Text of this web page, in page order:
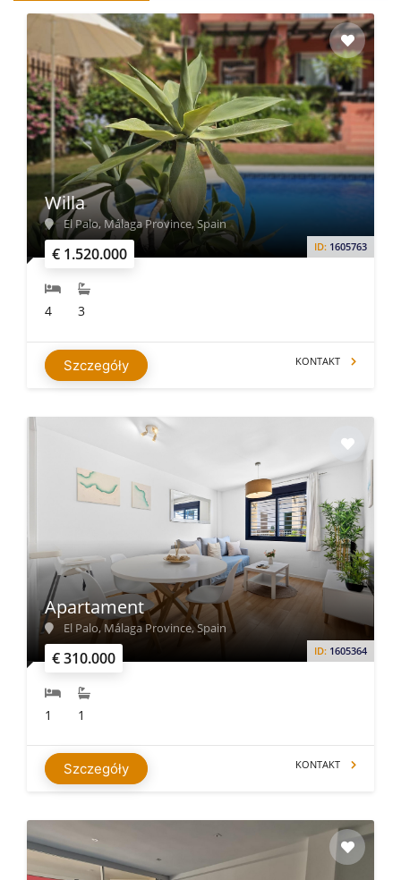
€ 1.520.000 ID: 1605763
Willa
El Palo, Málaga Province, Spain
4 3
Szczegóły KONTAKT
€ 310.000 ID: 1605364
Apartament
El Palo, Málaga Province, Spain
1 1
Szczegóły KONTAKT